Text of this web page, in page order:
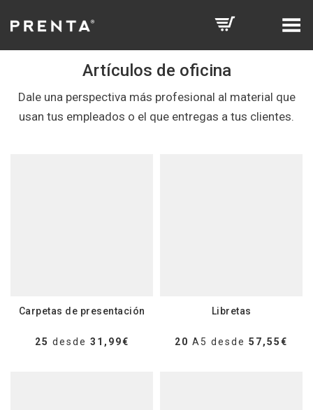
Toggle Menu
Artículos de oficina
Dale una perspectiva más profesional al material que
usan tus empleados o el que entregas a tus clientes.
Carpetas de presentación
25 desde 31,99€
Libretas
20 A5 desde 57,55€